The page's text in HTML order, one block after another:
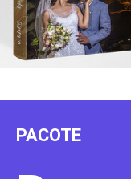
PACOTE